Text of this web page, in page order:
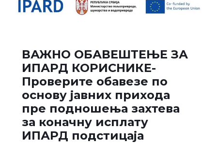
ВАЖНО ОБАВЕШТЕЊЕ ЗА
ИПАРД КОРИСНИКЕ-
Проверите обавезе по
основу јавних прихода
пре подношења захтева
за коначну исплату
ИПАРД подстицаја